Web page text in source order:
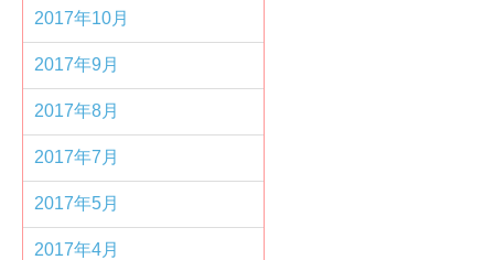
2017年10月
2017年9月
2017年8月
2017年7月
2017年5月
2017年4月